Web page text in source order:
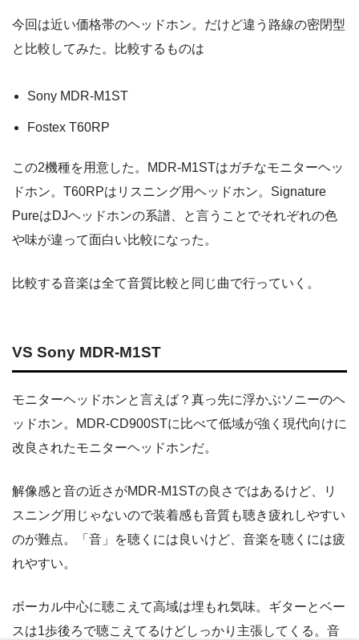
今回は近い価格帯のヘッドホン。だけど違う路線の密閉型
と比較してみた。比較するものは
Sony MDR-M1ST
Fostex T60RP
この2機種を用意した。MDR-M1STはガチなモニターヘッ
ドホン。T60RPはリスニング用ヘッドホン。Signature
PureはDJヘッドホンの系譜、と言うことでそれぞれの色
や味が違って面白い比較になった。
比較する音楽は全て音質比較と同じ曲で行っていく。
VS Sony MDR-M1ST
モニターヘッドホンと言えば？真っ先に浮かぶソニーのヘ
ッドホン。MDR-CD900STに比べて低域が強く現代向けに
改良されたモニターヘッドホンだ。
解像感と音の近さがMDR-M1STの良さではあるけど、リ
スニング用じゃないので装着感も音質も聴き疲れしやすい
のが難点。「音」を聴くには良いけど、音楽を聴くには疲
れやすい。
ボーカル中心に聴こえて高域は埋もれ気味。ギターとベー
スは1歩後ろで聴こえてるけどしっかり主張してくる。音